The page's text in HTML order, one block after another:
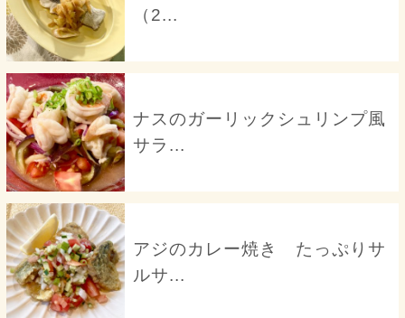
（2...
ナスのガーリックシュリンプ風
サラ...
アジのカレー焼き たっぷりサ
ルサ...